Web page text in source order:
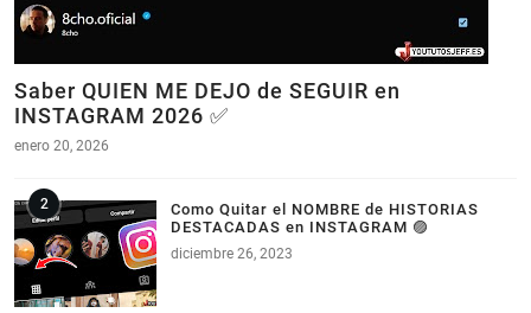
Saber QUIEN ME DEJO de SEGUIR en
INSTAGRAM 2026 ✅
enero 20, 2026
Como Quitar el NOMBRE de HISTORIAS
DESTACADAS en INSTAGRAM 🟣
diciembre 26, 2023